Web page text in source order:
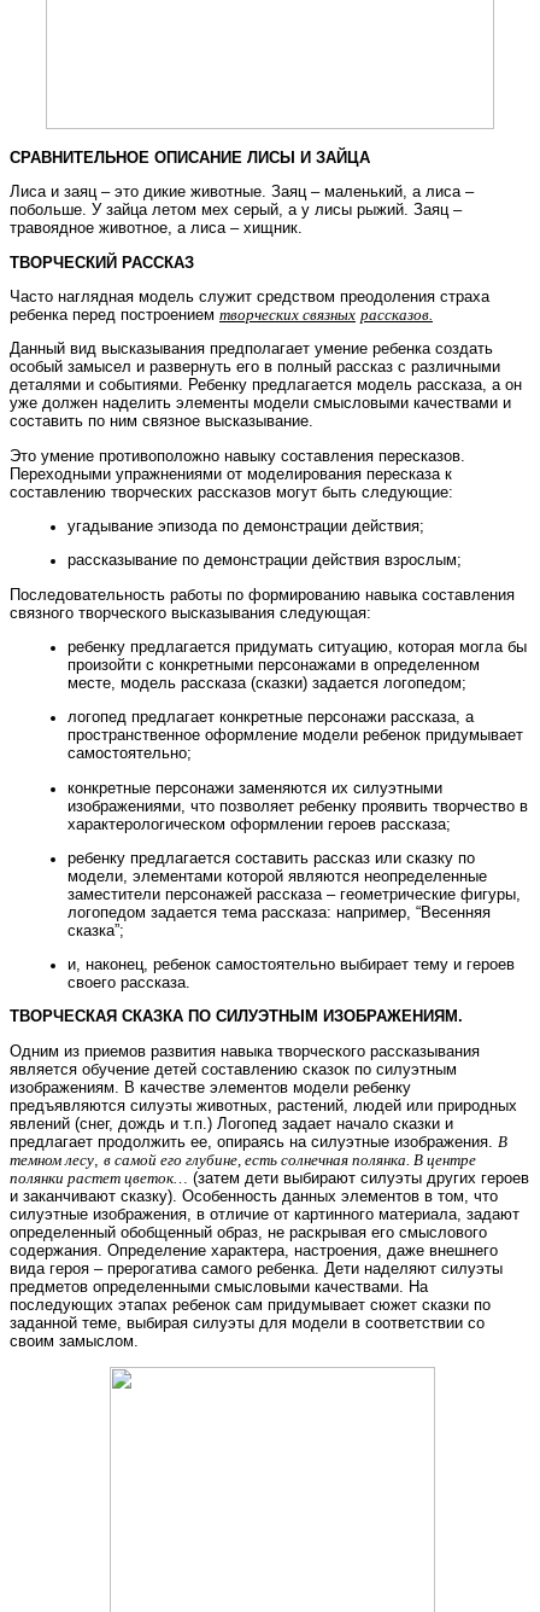
СРАВНИТЕЛЬНОЕ ОПИСАНИЕ ЛИСЫ И ЗАЙЦА
Лиса и заяц – это дикие животные. Заяц – маленький, а лиса –
побольше. У зайца летом мех серый, а у лисы рыжий. Заяц –
травоядное животное, а лиса – хищник.
ТВОРЧЕСКИЙ РАССКАЗ
Часто наглядная модель служит средством преодоления страха
ребенка перед построением творческих связных рассказов.
Данный вид высказывания предполагает умение ребенка создать
особый замысел и развернуть его в полный рассказ с различными
деталями и событиями. Ребенку предлагается модель рассказа, а он
уже должен наделить элементы модели смысловыми качествами и
составить по ним связное высказывание.
Это умение противоположно навыку составления пересказов.
Переходными упражнениями от моделирования пересказа к
составлению творческих рассказов могут быть следующие:
угадывание эпизода по демонстрации действия;
рассказывание по демонстрации действия взрослым;
Последовательность работы по формированию навыка составления
связного творческого высказывания следующая:
ребенку предлагается придумать ситуацию, которая могла бы
произойти с конкретными персонажами в определенном
месте, модель рассказа (сказки) задается логопедом;
логопед предлагает конкретные персонажи рассказа, а
пространственное оформление модели ребенок придумывает
самостоятельно;
конкретные персонажи заменяются их силуэтными
изображениями, что позволяет ребенку проявить творчество в
характерологическом оформлении героев рассказа;
ребенку предлагается составить рассказ или сказку по
модели, элементами которой являются неопределенные
заместители персонажей рассказа – геометрические фигуры,
логопедом задается тема рассказа: например, “Весенняя
сказка”;
и, наконец, ребенок самостоятельно выбирает тему и героев
своего рассказа.
ТВОРЧЕСКАЯ СКАЗКА ПО СИЛУЭТНЫМ ИЗОБРАЖЕНИЯМ.
Одним из приемов развития навыка творческого рассказывания
является обучение детей составлению сказок по силуэтным
изображениям. В качестве элементов модели ребенку
предъявляются силуэты животных, растений, людей или природных
явлений (снег, дождь и т.п.) Логопед задает начало сказки и
предлагает продолжить ее, опираясь на силуэтные изображения. В
темном лесу в самой его глубине, есть солнечная полянка. В центре
полянки растет цветок…
(затем дети выбирают силуэты других героев
и заканчивают сказку). Особенность данных элементов в том, что
силуэтные изображения, в отличие от картинного материала, задают
определенный обобщенный образ, не раскрывая его смыслового
содержания. Определение характера, настроения, даже внешнего
вида героя – прерогатива самого ребенка. Дети наделяют силуэты
предметов определенными смысловыми качествами. На
последующих этапах ребенок сам придумывает сюжет сказки по
заданной теме, выбирая силуэты для модели в соответствии со
своим замыслом.